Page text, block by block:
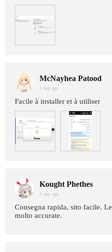
McNayhea Patood
1 day age
Facile à installer et à utiliser
Kought Phethes
1 day age
Consegna rapida, sito facile.
molto accurate.